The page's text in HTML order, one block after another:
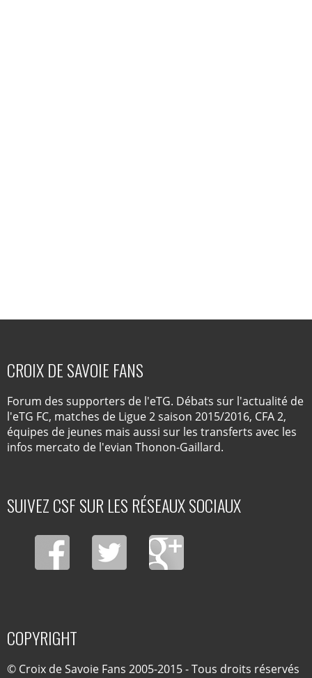
CROIX DE SAVOIE FANS
Forum des supporters de l'eTG. Débats sur l'actualité de
l'eTG FC, matches de Ligue 2 saison 2015/2016, CFA 2,
équipes de jeunes mais aussi sur les transferts avec les
infos mercato de l'evian Thonon-Gaillard.
SUIVEZ CSF SUR LES RÉSEAUX SOCIAUX
COPYRIGHT
© Croix de Savoie Fans 2005-2015 - Tous droits réservés